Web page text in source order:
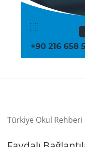
Türkiye Okul Rehberi